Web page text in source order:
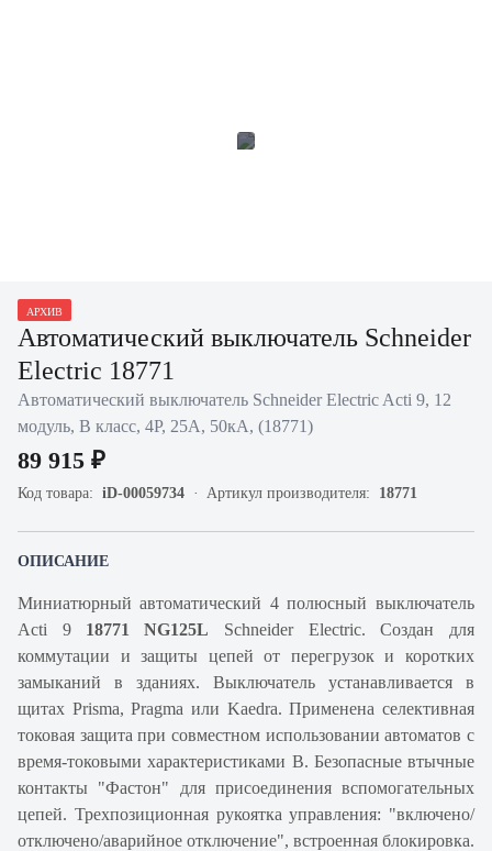
АРХИВ
Автоматический выключатель Schneider
Electric 18771
Автоматический выключатель Schneider Electric Acti 9, 12
модуль, B класс, 4P, 25А, 50кА, (18771)
89 915 ₽
Код товара: iD-00059734 Артикул производителя: 18771
ОПИСАНИЕ
Миниатюрный автоматический 4 полюсный выключатель
Acti 9 18771 NG125L Schneider Electric. Создан для
коммутации и защиты цепей от перегрузок и коротких
замыканий в зданиях. Выключатель устанавливается в
щитах Prisma, Pragma или Kaedra. Применена селективная
токовая защита при совместном использовании автоматов с
время-токовыми характеристиками B. Безопасные втычные
контакты "Фастон" для присоединения вспомогательных
цепей. Трехпозиционная рукоятка управления: "включено/
отключено/аварийное отключение", встроенная блокировка.